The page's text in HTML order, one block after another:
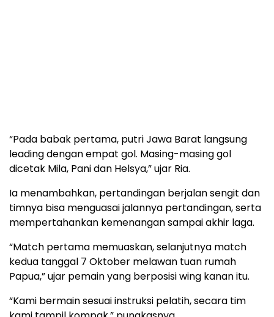
“Pada babak pertama, putri Jawa Barat langsung
leading dengan empat gol. Masing-masing gol
dicetak Mila, Pani dan Helsya,” ujar Ria.
Ia menambahkan, pertandingan berjalan sengit dan
timnya bisa menguasai jalannya pertandingan, serta
mempertahankan kemenangan sampai akhir laga.
“Match pertama memuaskan, selanjutnya match
kedua tanggal 7 Oktober melawan tuan rumah
Papua,” ujar pemain yang berposisi wing kanan itu.
“Kami bermain sesuai instruksi pelatih, secara tim